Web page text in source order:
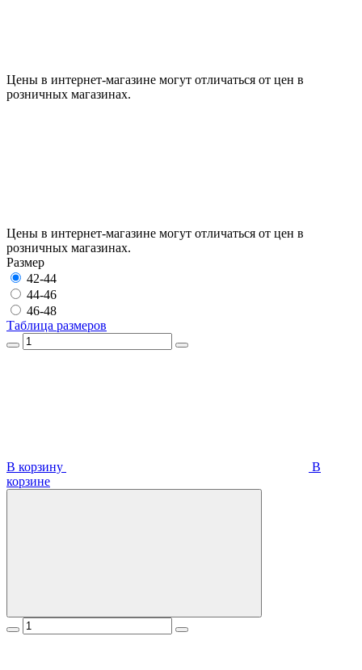
Цены в интернет-магазине могут отличаться от цен в
розничных магазинах.
Цены в интернет-магазине могут отличаться от цен в
розничных магазинах.
Размер
42-44
44-46
46-48
Таблица размеров
В корзину
В
корзинe